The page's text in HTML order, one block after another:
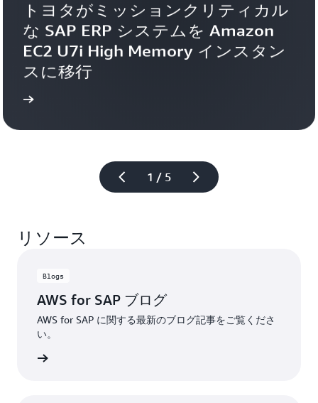
1 / 5
トヨタがミッションクリティカル
な SAP ERP システムを Amazon
EC2 U7i High Memory インスタン
スに移行
リソース
Blogs
AWS for SAP ブログ
AWS for SAP に関する最新のブログ記事をご覧くださ
い。